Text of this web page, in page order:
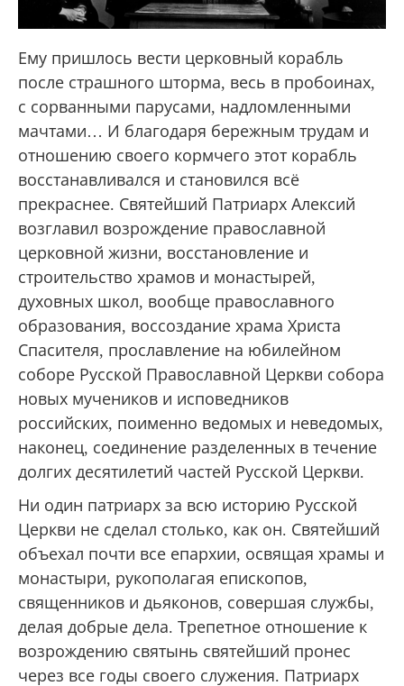
Ему пришлось вести церковный корабль
после страшного шторма, весь в пробоинах,
с сорванными парусами, надломленными
мачтами… И благодаря бережным трудам и
отношению своего кормчего этот корабль
восстанавливался и становился всё
прекраснее. Святейший Патриарх Алексий
возглавил возрождение православной
церковной жизни, восстановление и
строительство храмов и монастырей,
духовных школ, вообще православного
образования, воссоздание храма Христа
Спасителя, прославление на юбилейном
соборе Русской Православной Церкви собора
новых мучеников и исповедников
российских, поименно ведомых и неведомых,
наконец, соединение разделенных в течение
долгих десятилетий частей Русской Церкви.
Ни один патриарх за всю историю Русской
Церкви не сделал столько, как он. Святейший
объехал почти все епархии, освящая храмы и
монастыри, рукополагая епископов,
священников и дьяконов, совершая службы,
делая добрые дела. Трепетное отношение к
возрождению святынь святейший пронес
через все годы своего служения. Патриарх